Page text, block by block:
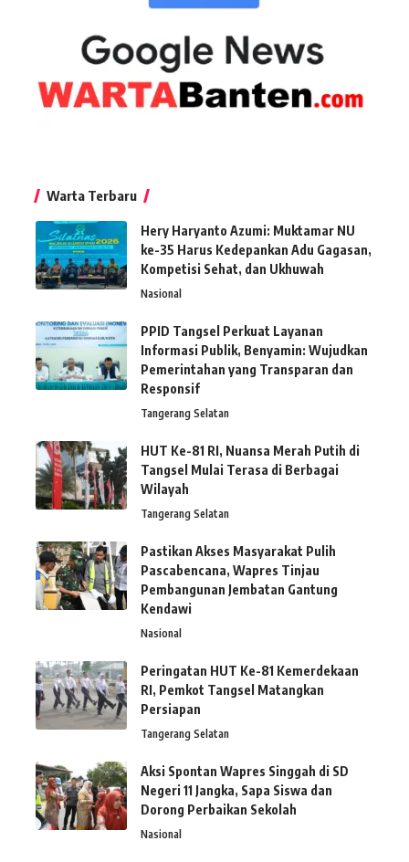
Warta Terbaru
Hery Haryanto Azumi: Muktamar NU
ke-35 Harus Kedepankan Adu Gagasan,
Kompetisi Sehat, dan Ukhuwah
Nasional
PPID Tangsel Perkuat Layanan
Informasi Publik, Benyamin: Wujudkan
Pemerintahan yang Transparan dan
Responsif
Tangerang Selatan
HUT Ke-81 RI, Nuansa Merah Putih di
Tangsel Mulai Terasa di Berbagai
Wilayah
Tangerang Selatan
Pastikan Akses Masyarakat Pulih
Pascabencana, Wapres Tinjau
Pembangunan Jembatan Gantung
Kendawi
Nasional
Peringatan HUT Ke-81 Kemerdekaan
RI, Pemkot Tangsel Matangkan
Persiapan
Tangerang Selatan
Aksi Spontan Wapres Singgah di SD
Negeri 11 Jangka, Sapa Siswa dan
Dorong Perbaikan Sekolah
Nasional